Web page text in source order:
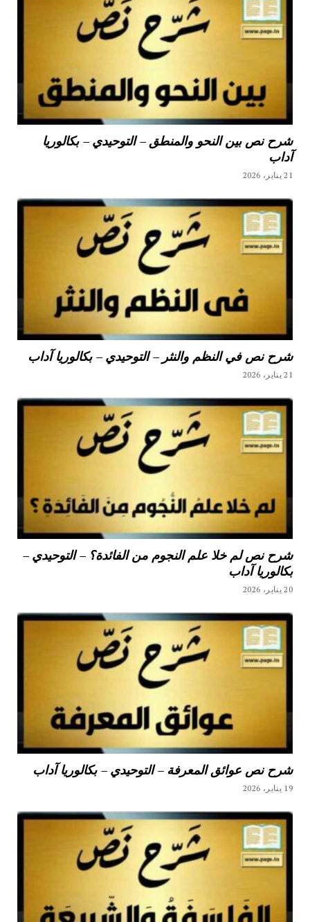
شرح نص بين النحو والمنطق – التوحيدي – بكالوريا
آداب
21 يناير، 2026
شرح نص في النظم والنثر – التوحيدي – بكالوريا آداب
21 يناير، 2026
شرح نص لم خلا علم النجوم من الفائدة؟ – التوحيدي –
بكالوريا آداب
20 يناير، 2026
شرح نص عوائق المعرفة – التوحيدي – بكالوريا آداب
19 يناير، 2026